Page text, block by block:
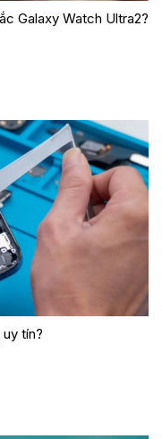
Galaxy Watch Ultra2?
tín?